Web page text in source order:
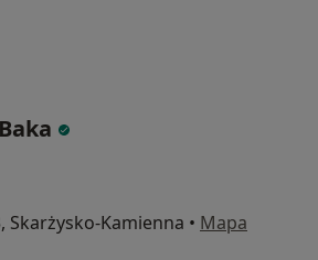
Skarżysko-Kamienna • Mapa